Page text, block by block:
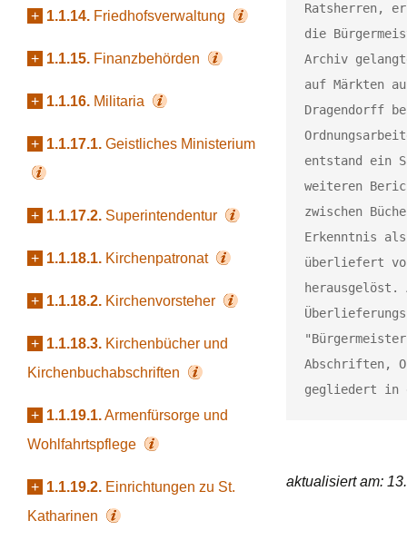
+ 1.1.14. Friedhofsverwaltung
+ 1.1.15. Finanzbehörden
+ 1.1.16. Militaria
+ 1.1.17.1. Geistliches Ministerium
+ 1.1.17.2. Superintendentur
+ 1.1.18.1. Kirchenpatronat
+ 1.1.18.2. Kirchenvorsteher
+ 1.1.18.3. Kirchenbücher und
Kirchenbuchabschriften
+ 1.1.19.1.Armenfürsorge und
Wohlfahrtspflege
+ 1.1.19.2. Einrichtungen zu St.
Katharinen
Ratsherren,
die
Archiv
auf Märkten
Dragendorff
entstand ein
weiteren
zwischen
Erkenntnis
überliefert
herausgelöst.
Abschriften,
gegliedert in
aktualisiert am: